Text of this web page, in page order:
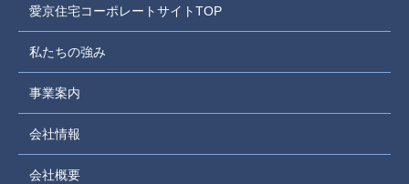
愛京住宅コーポレートサイトTOP
私たちの強み
事業案内
会社情報
会社概要